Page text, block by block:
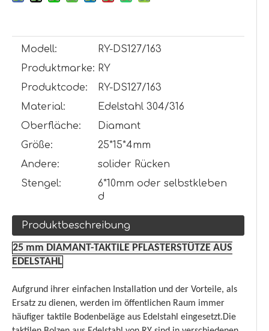
Modell:
RY-DS127/163
Produktmarke: RY
Produktcode:
RY-DS127/163
Material:
Edelstahl 304/316
Oberfläche:
Diamant
Größe:
25*15*4mm
Andere:
solider Rücken
Stengel:
6*10mm oder selbstkleben
d
Produktbeschreibung
25 mm DIAMANT-TAKTILE PFLASTERSTÜTZE AUS
EDELSTAHL
Aufgrund ihrer einfachen Installation und der Vorteile, als
Ersatz zu dienen, werden im öffentlichen Raum immer
häufiger taktile Bodenbeläge aus Edelstahl eingesetzt.Die